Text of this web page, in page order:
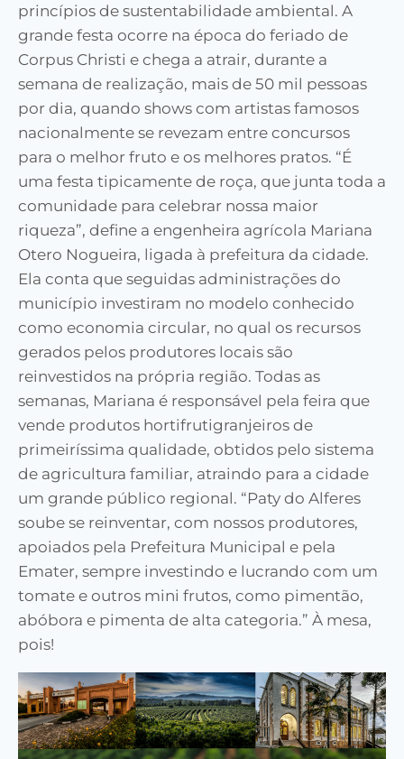
princípios de sustentabilidade ambiental. A
grande festa ocorre na época do feriado de
Corpus Christi e chega a atrair, durante a
semana de realização, mais de 50 mil pessoas
por dia, quando shows com artistas famosos
nacionalmente se revezam entre concursos
para o melhor fruto e os melhores pratos. “É
uma festa tipicamente de roça, que junta toda a
comunidade para celebrar nossa maior
riqueza”, define a engenheira agrícola Mariana
Otero Nogueira, ligada à prefeitura da cidade.
Ela conta que seguidas administrações do
município investiram no modelo conhecido
como economia circular, no qual os recursos
gerados pelos produtores locais são
reinvestidos na própria região. Todas as
semanas, Mariana é responsável pela feira que
vende produtos hortifrutigranjeiros de
primeiríssima qualidade, obtidos pelo sistema
de agricultura familiar, atraindo para a cidade
um grande público regional. “Paty do Alferes
soube se reinventar, com nossos produtores,
apoiados pela Prefeitura Municipal e pela
Emater, sempre investindo e lucrando com um
tomate e outros mini frutos, como pimentão,
abóbora e pimenta de alta categoria.” À mesa,
pois!